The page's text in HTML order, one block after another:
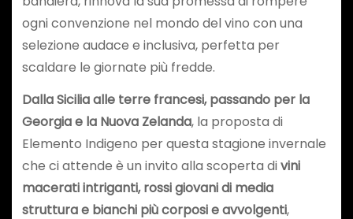
ogni convenzione nel mondo del vino con una
selezione audace e inclusiva, perfetta per
scaldare le giornate più fredde.
Dalla Sicilia alle terre francesi, passando per la
Georgia e la Nuova Zelanda, la proposta di
Elemento Indigeno per questa stagione invernale
che ci attende è un invito alla scoperta divini
macerati intriganti, rossi giovani di media
struttura e bianchi più corposi e avvolgenti,